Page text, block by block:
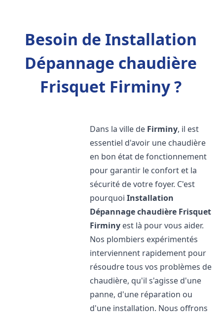
Besoin de Installation
Dépannage chaudière
Frisquet Firminy ?
Dans la ville de Firminy, il est
essentiel d'avoir une chaudière
en bon état de fonctionnement
pour garantir le confort et la
sécurité de votre foyer. C'est
pourquoiInstallation
Dépannage chaudière Frisquet
Firminy est là pour vous aider.
Nos plombiers expérimentés
interviennent rapidement pour
résoudre tous vos problèmes de
chaudière, qu'il s'agisse d'une
panne, d'une réparation ou
d'une installation. Nous offrons